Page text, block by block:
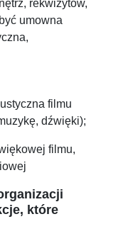
rekwizytów,
umowna
filmu
dźwięki);
filmu,
które